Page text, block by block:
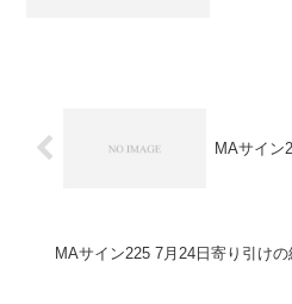
MAサイン
MAサイン225 7月24日寄り引けの